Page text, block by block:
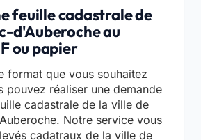
feuille cadastrale de
d'Auberoche au
ou papier
format que vous souhaitez
pouvez réaliser une demande
cadastrale de la ville de
Notre service vous
cadatraux de la ville de